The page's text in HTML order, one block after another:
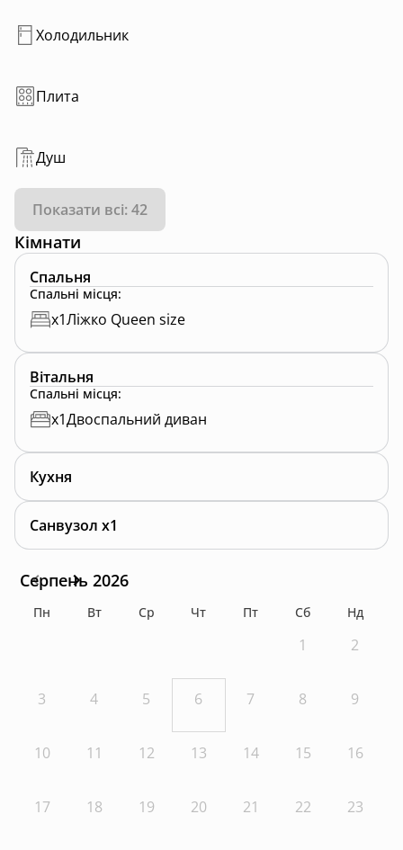
Холодильник
Плита
Душ
Показати всі: 42
Кімнати
Спальня
Спальні місця:
x1Ліжко Queen size
Вітальня
Спальні місця:
x1Двоспальний диван
Кухня
Санвузол x1
Серпень 2026
Пн Вт Ср Чт Пт Сб Нд
1 2
3 4 5 6 7 8 9
10 11 12 13 14 15 16
17 18 19 20 21 22 23